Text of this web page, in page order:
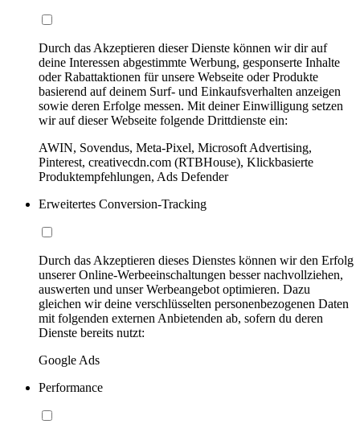
Durch das Akzeptieren dieser Dienste können wir dir auf
deine Interessen abgestimmte Werbung, gesponserte Inhalte
oder Rabattaktionen für unsere Webseite oder Produkte
basierend auf deinem Surf- und Einkaufsverhalten anzeigen
sowie deren Erfolge messen. Mit deiner Einwilligung setzen
wir auf dieser Webseite folgende Drittdienste ein:
AWIN, Sovendus, Meta-Pixel, Microsoft Advertising,
Pinterest, creativecdn.com (RTBHouse), Klickbasierte
Produktempfehlungen, Ads Defender
Erweitertes Conversion-Tracking
Durch das Akzeptieren dieses Dienstes können wir den Erfolg
unserer Online-Werbeeinschaltungen besser nachvollziehen,
auswerten und unser Werbeangebot optimieren. Dazu
gleichen wir deine verschlüsselten personenbezogenen Daten
mit folgenden externen Anbietenden ab, sofern du deren
Dienste bereits nutzt:
Google Ads
Performance